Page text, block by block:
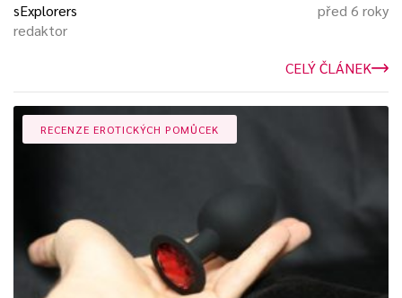
sExplorers
redaktor
před 6 roky
CELÝ ČLÁNEK
RECENZE EROTICKÝCH POMŮCEK